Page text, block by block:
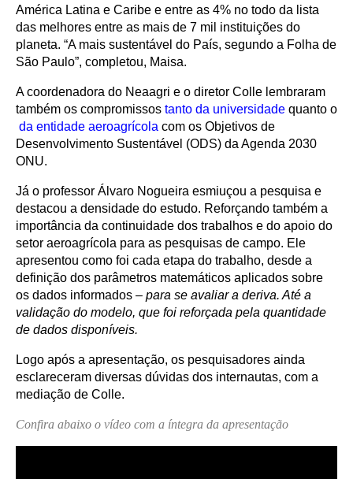
América Latina e Caribe e entre as 4% no todo da lista
das melhores entre as mais de 7 mil instituições do
planeta. “A mais sustentável do País, segundo a Folha de
São Paulo”, completou, Maisa.
A coordenadora do Neaagri e o diretor Colle lembraram
também os compromissos tanto da universidade quanto o
da entidade aeroagrícola com os Objetivos de
Desenvolvimento Sustentável (ODS) da Agenda 2030
ONU.
Já o professor Álvaro Nogueira esmiuçou a pesquisa e
destacou a densidade do estudo. Reforçando também a
importância da continuidade dos trabalhos e do apoio do
setor aeroagrícola para as pesquisas de campo. Ele
apresentou como foi cada etapa do trabalho, desde a
definição dos parâmetros matemáticos aplicados sobre
os dados informados – para se avaliar a deriva. Até a
validação do modelo, que foi reforçada pela quantidade
de dados disponíveis.
Logo após a apresentação, os pesquisadores ainda
esclareceram diversas dúvidas dos internautas, com a
mediação de Colle.
Confira abaixo o vídeo com a íntegra da apresentação